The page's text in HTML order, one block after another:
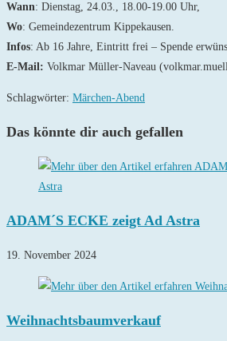
Wann: Dienstag, 24.03., 18.00-19.00 Uhr,
Wo: Gemeindezentrum Kippekausen.
Infos: Ab 16 Jahre, Eintritt frei – Spende
E-Mail: Volkmar Müller-Naveau
Schlagwörter: Märchen-Abend
Das könnte dir auch gefallen
ADAM´S ECKE zeigt Ad Astra
19. November 2024
Weihnachtsbaumverkauf